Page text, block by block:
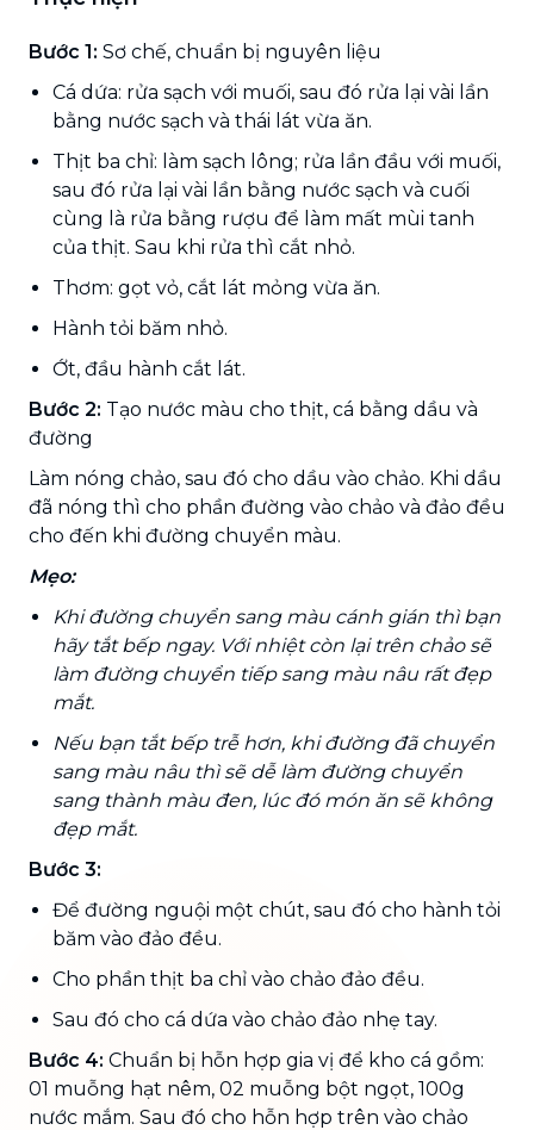
Bước 1: Sơ chế, chuẩn bị nguyên liệu
Cá dứa: rửa sạch với muối, sau đó rửa lại vài lần
bằng nước sạch và thái lát vừa ăn.
Thịt ba chỉ: làm sạch lông; rửa lần đầu với muối,
sau đó rửa lại vài lần bằng nước sạch và cuối
cùng là rửa bằng rượu để làm mất mùi tanh
của thịt. Sau khi rửa thì cắt nhỏ.
Thơm: gọt vỏ, cắt lát mỏng vừa ăn.
Hành tỏi băm nhỏ.
Ớt, đầu hành cắt lát.
Bước 2: Tạo nước màu cho thịt, cá bằng dầu và
đường
Làm nóng chảo, sau đó cho dầu vào chảo. Khi dầu
đã nóng thì cho phần đường vào chảo và đảo đều
cho đến khi đường chuyển màu.
Mẹo:
Khi đường chuyển sang màu cánh gián thì bạn
hãy tắt bếp ngay. Với nhiệt còn lại trên chảo sẽ
làm đường chuyển tiếp sang màu nâu rất đẹp
mắt.
Nếu bạn tắt bếp trễ hơn, khi đường đã chuyển
sang màu nâu thì sẽ dễ làm đường chuyển
sang thành màu đen, lúc đó món ăn sẽ không
đẹp mắt.
Bước 3:
Để đường nguội một chút, sau đó cho hành tỏi
băm vào đảo đều.
Cho phần thịt ba chỉ vào chảo đảo đều.
Sau đó cho cá dứa vào chảo đảo nhẹ tay.
Bước 4: Chuẩn bị hỗn hợp gia vị để kho cá gồm:
01 muỗng hạt nêm, 02 muỗng bột ngọt, 100g
nước mắm. Sau đó cho hỗn hợp trên vào chảo